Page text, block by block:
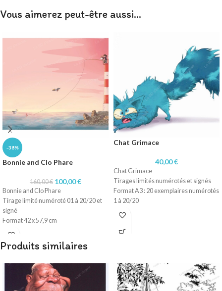
Vous aimerez peut-être aussi…
-38%
Bonnie and Clo Phare
160,00€ 100,00€
Bonnie and Clo Phare
Tirage limité numéroté 01 à 20/20 et
signé
Format 42 x 57,9 cm
Technique dessin numérique
Impression sur papier 200 gr
Chat Grimace
40,00€
Chat Grimace
Tirages limités numérotés et signés
Format A3 : 20 exemplaires numérotés
1 à 20/20
Technique dessin numérique
Impression sur papier 200 gr
Produits similaires